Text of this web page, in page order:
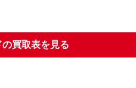
の買取表を見る